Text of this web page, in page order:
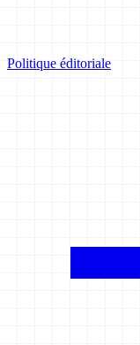
Politique éditoriale